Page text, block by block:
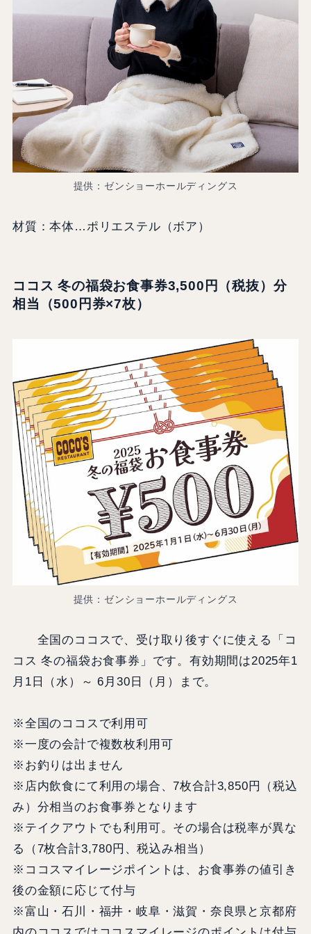
提供：ゼンショーホールディングス
材質：本体…ポリエステル（ボア）
ココス 冬の福袋お食事券3,500円（税抜）分
相当
（500円券×7枚）
提供：ゼンショーホールディングス
全国のココスで、受け取り後すぐに使える「コ
コス 冬の福袋お食事券」です。有効期間は2025年1
月1日（水）～ 6月30日（月）まで。
※全国のココスで利用可
※一度の会計で複数枚利用可
※お釣りは出ません
※店内飲食にて利用の場合、7枚合計3,850円（税込
み）分相当のお食事券となります
※テイクアウトでも利用可。その場合は税率が異な
る（7枚合計3,780円、税込み相当）
※ココスマイレージポイントは、お食事券の値引き
後の金額に応じて付与
※富山・石川・福井・岐阜・滋賀・奈良県と京都府